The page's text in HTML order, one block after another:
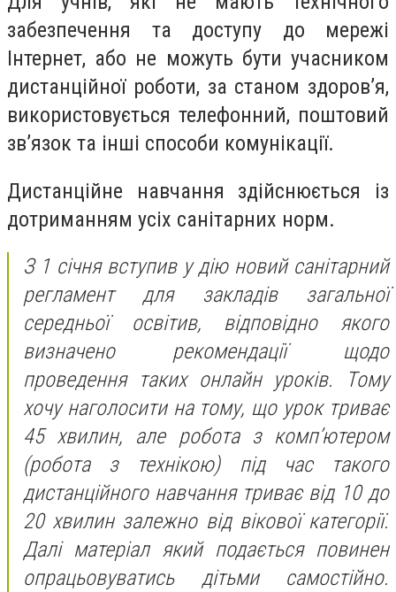
забезпечення та доступу до мережі
Інтернет, або не можуть бути учасником
дистанційної роботи, за станом здоров’я,
використовується телефонний, поштовий
зв’язок та інші способи комунікації.
Дистанційне навчання здійснюється із
дотриманням усіх санітарних норм.
З 1 січня вступив у дію новий санітарний
регламент для закладів загальної
середньої освітив, відповідно якого
визначено рекомендації щодо
проведення таких онлайн уроків. Тому
хочу наголосити на тому, що урок триває
45 хвилин, але робота з комп’ютером
(робота з технікою) під час такого
дистанційного навчання триває від 10 до
20 хвилин залежно від вікової категорії.
Далі матеріал який подається повинен
опрацьовуватись дітьми самостійно.